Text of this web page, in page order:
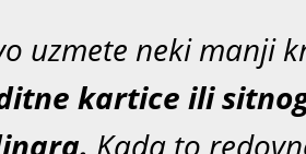
uzmete neki manji
kartice ili
Kada to